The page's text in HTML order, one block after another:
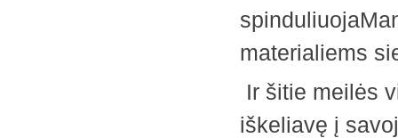
materialiems
Ir šitie meilės
iškeliavę į